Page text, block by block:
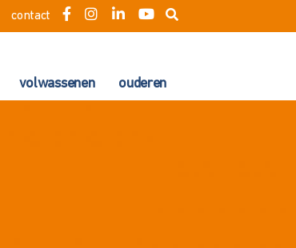
contact
volwassenen ouderen